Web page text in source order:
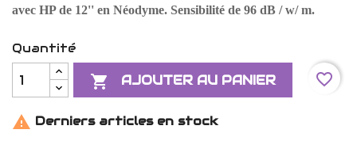
avec HP de 12'' en Néodyme. Sensibilité de 96 dB / w/ m.
Quantité
 AJOUTER AU PANIER favorite_border
 Derniers articles en stock